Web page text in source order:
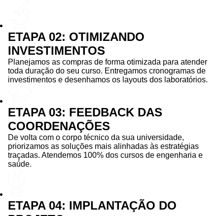
ETAPA 02: OTIMIZANDO
INVESTIMENTOS
Planejamos as compras de forma otimizada para atender
toda duração do seu curso. Entregamos cronogramas de
investimentos e desenhamos os layouts dos laboratórios.
ETAPA 03: FEEDBACK DAS
COORDENAÇÕES
De volta com o corpo técnico da sua universidade,
priorizamos as soluções mais alinhadas às estratégias
traçadas. Atendemos 100% dos cursos de engenharia e
saúde.
ETAPA 04: IMPLANTAÇÃO DO